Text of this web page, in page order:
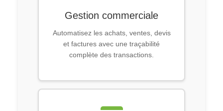
Gestion commerciale
Automatisez les achats, ventes, devis
et factures avec une traçabilité
complète des transactions.